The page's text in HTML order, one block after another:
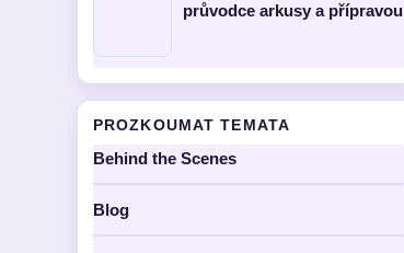
průvodce arkusy a přípravou
PROZKOUMAT TEMATA
Behind the Scenes
Blog